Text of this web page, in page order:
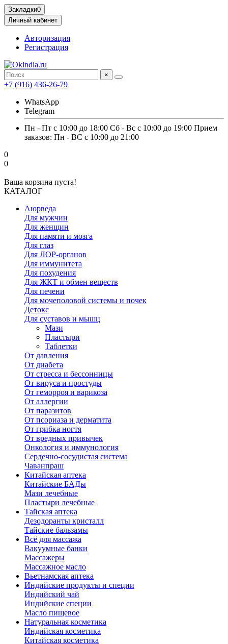
Закладки0
Личный кабинет
Авторизация
Регистрация
×
+7 (916) 436-26-79
WhatsApp
Telegram
Пн - Пт с 10:00 до 18:00 Сб - Вс с 10:00 до 19:00 Прием
заказов: Пн - ВС с 10:00 до 21:00
0
0
Ваша корзина пуста!
КАТАЛОГ
Аюрведа
Для мужчин
Для женщин
Для памяти и мозга
Для глаз
Для ЛОР-органов
Для иммунитета
Для похудения
Для ЖКТ и обмен веществ
Для печени
Для мочеполовой системы и почек
Детокс
Для суставов и мышц
Мази
Пластыри
Таблетки
От давления
От диабета
От стресса и бессонницы
От вируса и простуды
От геморроя и варикоза
От аллергии
От паразитов
От псориаза и дерматита
От грибка ногтя
От вредных привычек
Онкология и иммунология
Сердечно-сосудистая система
Чаванпраш
Китайская аптека
Китайские БАДы
Мази лечебные
Пластыри лечебные
Тайская аптека
Дезодоранты кристалл
Тайские бальзамы
Всё для массажа
Вакуумные банки
Массажеры
Массажное масло
Вьетнамская аптека
Индийские продукты и специи
Индийский чай
Индийские специи
Масло пищевое
Натуральная косметика
Индийская косметика
Китайская косметика